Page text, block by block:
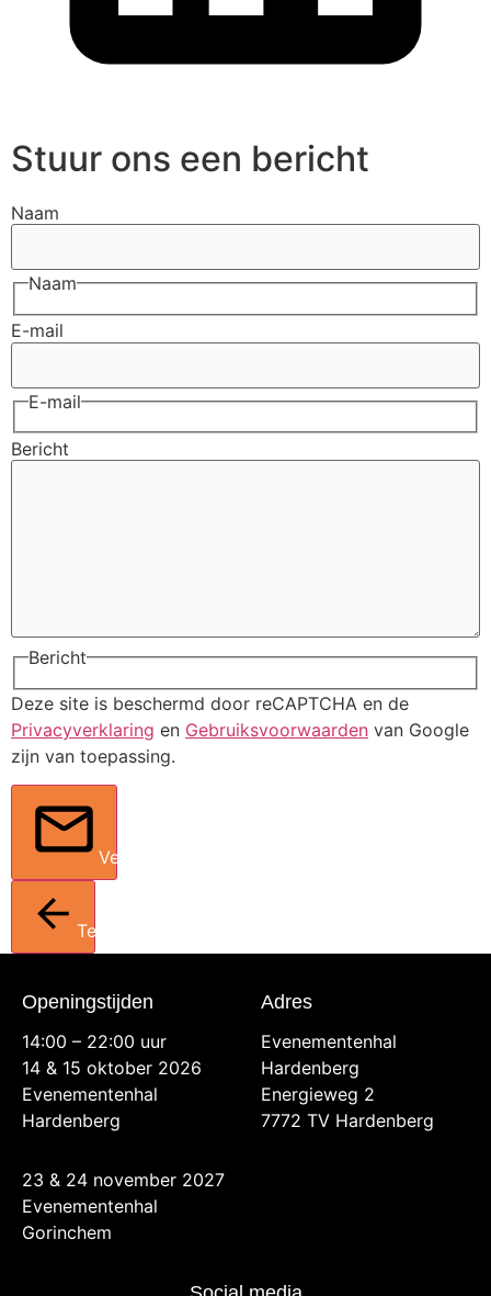
Stuur ons een bericht
Naam
Naam
E-mail
E-mail
Bericht
Bericht
Deze site is beschermd door reCAPTCHA en de
Privacyverklaring en Gebruiksvoorwaarden van Google
zijn van toepassing.
Verstuur
Terug
Openingstijden
14:00 – 22:00 uur
14 & 15 oktober 2026
Evenementenhal
Hardenberg
23 & 24 november 2027
Evenementenhal
Gorinchem
Adres
Evenementenhal
Hardenberg
Energieweg 2
7772 TV Hardenberg